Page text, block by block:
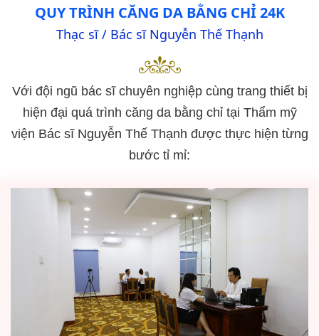
QUY TRÌNH CĂNG DA BẰNG CHỈ 24K
Thạc sĩ / Bác sĩ Nguyễn Thế Thạnh
Với đội ngũ bác sĩ chuyên nghiệp cùng trang thiết bị
hiện đại quá trình căng da bằng chỉ tại Thẩm mỹ
viện Bác sĩ Nguyễn Thế Thạnh được thực hiện từng
bước tỉ mỉ: